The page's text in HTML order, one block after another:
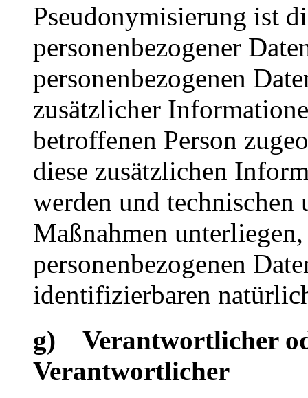
Pseudonymisierung ist
personenbezogener
personenbezogenen
zusätzlicher
betroffenen Person
diese zusätzlichen
werden und technischen
Maßnahmen
personenbezogenen
identifizierbaren
g) Verantwortlicher
Verantwortlicher